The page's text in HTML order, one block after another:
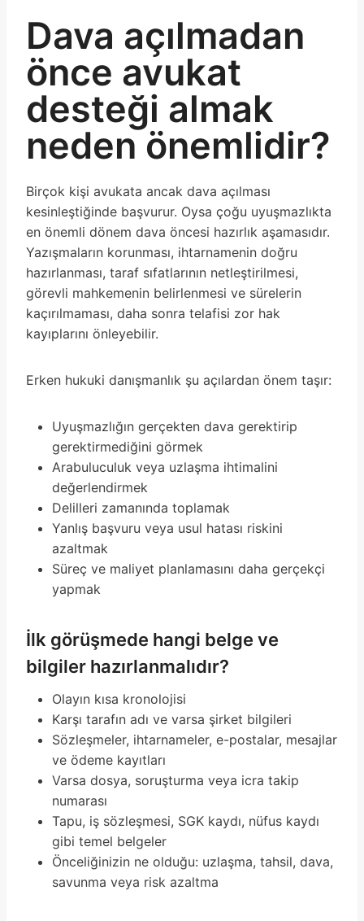
Dava açılmadan
önce avukat
desteği almak
neden önemlidir?
Birçok kişi avukata ancak dava açılması
kesinleştiğinde başvurur. Oysa çoğu uyuşmazlıkta
en önemli dönem dava öncesi hazırlık aşamasıdır.
Yazışmaların korunması, ihtarnamenin doğru
hazırlanması, taraf sıfatlarının netleştirilmesi,
görevli mahkemenin belirlenmesi ve sürelerin
kaçırılmaması, daha sonra telafisi zor hak
kayıplarını önleyebilir.
Erken hukuki danışmanlık şu açılardan önem taşır:
Uyuşmazlığın gerçekten dava gerektirip
gerektirmediğini görmek
Arabuluculuk veya uzlaşma ihtimalini
değerlendirmek
Delilleri zamanında toplamak
Yanlış başvuru veya usul hatası riskini
azaltmak
Süreç ve maliyet planlamasını daha gerçekçi
yapmak
İlk görüşmede hangi belge ve
bilgiler hazırlanmalıdır?
Olayın kısa kronolojisi
Karşı tarafın adı ve varsa şirket bilgileri
Sözleşmeler, ihtarnameler, e-postalar, mesajlar
ve ödeme kayıtları
Varsa dosya, soruşturma veya icra takip
numarası
Tapu, iş sözleşmesi, SGK kaydı, nüfus kaydı
gibi temel belgeler
Önceliğinizin ne olduğu: uzlaşma, tahsil, dava,
savunma veya risk azaltma